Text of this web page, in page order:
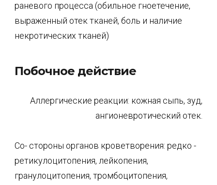
раневого процесса (обильное гноетечение,
выраженный отек тканей, боль и наличие
некротических тканей)
Побочное действие
Аллергические реакции: кожная сыпь, зуд,
ангионевротический отек.
Со- стороны органов кроветворения: редко -
ретикулоцитопения, лейкопения,
гранулоцитопения, тромбоцитопения,